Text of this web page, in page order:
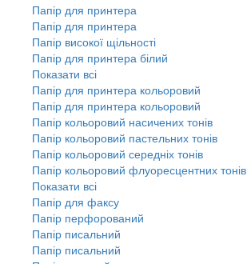
Папір для принтера
Папір для принтера
Папір високої щільності
Папір для принтера білий
Показати всі
Папір для принтера кольоровий
Папір для принтера кольоровий
Папір кольоровий насичених тонів
Папір кольоровий пастельних тонів
Папір кольоровий середніх тонів
Папір кольоровий флуоресцентних тонів
Показати всі
Папір для факсу
Папір перфорований
Папір писальний
Папір писальний